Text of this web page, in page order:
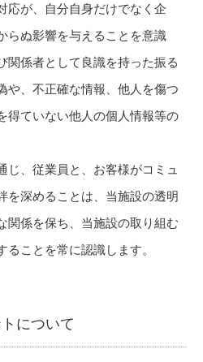
応が、自分自身だけでなく企
らぬ影響を与えることを意識
関係者として良識を持った振る
や、不正確な情報、他人を傷つ
得ていない他人の個人情報等の
じ、従業員と、お客様がコミュ
を深めることは、当施設の透明
関係を保ち、当施設の取り組む
ことを常に認識します。
について